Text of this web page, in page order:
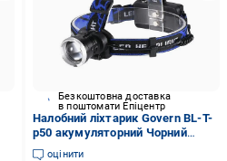
Безкоштовна доставка
в поштомати Епіцентр
Налобний ліхтарик Govern BL-T-
p50 акумуляторний Чорний
(22889028)
оцінити